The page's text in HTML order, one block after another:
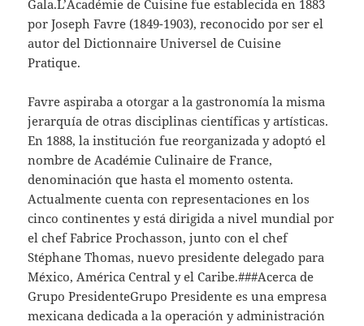
Gala.L’Académie de Cuisine fue establecida en 1883
por Joseph Favre (1849-1903), reconocido por ser el
autor del Dictionnaire Universel de Cuisine
Pratique.
Favre aspiraba a otorgar a la gastronomía la misma
jerarquía de otras disciplinas científicas y artísticas.
En 1888, la institución fue reorganizada y adoptó el
nombre de Académie Culinaire de France,
denominación que hasta el momento ostenta.
Actualmente cuenta con representaciones en los
cinco continentes y está dirigida a nivel mundial por
el chef Fabrice Prochasson, junto con el chef
Stéphane Thomas, nuevo presidente delegado para
México, América Central y el Caribe.###Acerca de
Grupo PresidenteGrupo Presidente es una empresa
mexicana dedicada a la operación y administración